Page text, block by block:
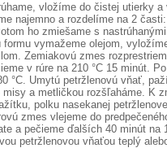
vložíme do čistej utierky
najemno a rozdelíme na 2
ho zmiešame s
formu vymažeme olejom,
Zemiakovú zmes
v rúre na 210 °C 15 minút.
°C. Umytú petržlenovú vňať,
a metličkou rozšľaháme. K
polku nasekanej
zmes vlejeme do
a pečieme ďalších 40 minút
petržlenovou vňaťou teplý